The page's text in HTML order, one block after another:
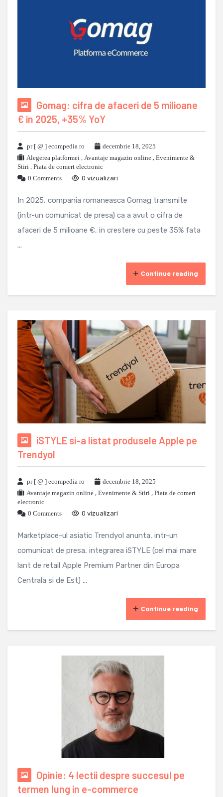
Gomag: cifra de afaceri de 5 milioane
€ in 2025, +35% YoY
pr [ @ ] ecompedia ro
decembrie 18, 2025
Alegerea platformei , Avantaje magazin online , Evenimente &
Stiri , Piata de comert electronic
0 Comments
0 vizualizari
In 2025, compania romaneasca Gomag transmite
(intr-un comunicat de presa) ca a avut o cifra de
afaceri de 5 milioane €, in crestere cu peste 35% fata
...
Continue reading
iSTYLE si-a listat produsele Apple pe
Trendyol
pr [ @ ] ecompedia ro
decembrie 18, 2025
Avantaje magazin online , Evenimente & Stiri , Piata de comert
electronic
0 Comments
0 vizualizari
Marketplace-ul asiatic Trendyol anunta, intr-un
comunicat de presa, integrarea iSTYLE (cel mai mare
lant de retail Apple Premium Partner din Europa
Centrala si de Est) ...
Continue reading
Opinie: 4 lectii despre succesul pe
termen lung in e-commerce